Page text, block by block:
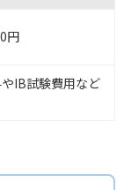
円
IB試験費用など